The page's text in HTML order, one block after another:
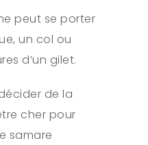
peut se porter
un col ou
d’un gilet.
de la
cher pour
samare